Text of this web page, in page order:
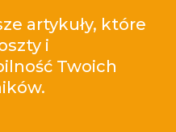
artykuły, które
i
Twoich